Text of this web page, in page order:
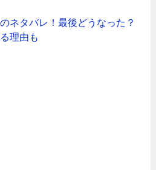
ネタバレ！最後どうなった？
理由も